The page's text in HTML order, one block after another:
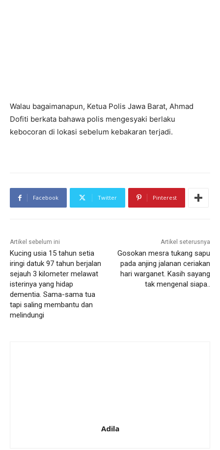
Walau bagaimanapun, Ketua Polis Jawa Barat, Ahmad
Dofiti berkata bahawa polis mengesyaki berlaku
kebocoran di lokasi sebelum kebakaran terjadi.
Facebook Twitter Pinterest
Artikel sebelum ini
Kucing usia 15 tahun setia
iringi datuk 97 tahun berjalan
sejauh 3 kilometer melawat
isterinya yang hidap
dementia. Sama-sama tua
tapi saling membantu dan
melindungi
Artikel seterusnya
Gosokan mesra tukang sapu
pada anjing jalanan ceriakan
hari warganet. Kasih sayang
tak mengenal siapa..
Adila